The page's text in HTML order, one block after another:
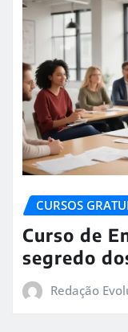
CURSOS
Curso de
segredo
Redação